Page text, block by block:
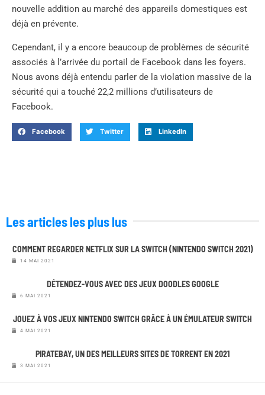
nouvelle addition au marché des appareils domestiques est
déjà en prévente.
Cependant, il y a encore beaucoup de problèmes de sécurité
associés à l’arrivée du portail de Facebook dans les foyers.
Nous avons déjà entendu parler de la violation massive de la
sécurité qui a touché 22,2 millions d’utilisateurs de
Facebook.
Facebook Twitter LinkedIn
Les articles les plus lus
COMMENT REGARDER NETFLIX SUR LA SWITCH (NINTENDO SWITCH 2021)
14 MAI 2021
DÉTENDEZ-VOUS AVEC DES JEUX DOODLES GOOGLE
6 MAI 2021
JOUEZ À VOS JEUX NINTENDO SWITCH GRÂCE À UN ÉMULATEUR SWITCH
4 MAI 2021
PIRATEBAY, UN DES MEILLEURS SITES DE TORRENT EN 2021
3 MAI 2021